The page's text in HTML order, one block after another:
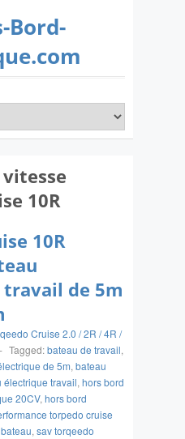
vitesse
10R
10R
de 5m
Cruise 2.0 / 2R / 4R /
- Tagged:bateau de travail,
de 5m, bateau
électrique travail, hors bord
20CV, hors bord
torpedo cruise
, sav torqeedo